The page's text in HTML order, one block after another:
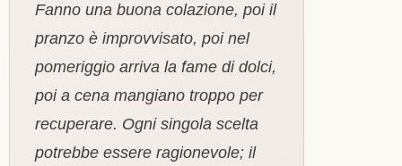
Fanno una buona colazione, poi il
pranzo è improvvisato, poi nel
pomeriggio arriva la fame di dolci,
poi a cena mangiano troppo per
recuperare. Ogni singola scelta
potrebbe essere ragionevole; il